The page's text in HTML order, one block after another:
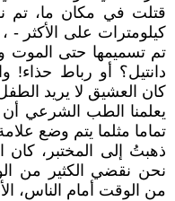
قتلت في مكان ما، تم
كيلومترات على الأكثر -
تم تسميمها حتى
دانتيل؟ أو رباط حذاء!
كان العشيق لا يريد
يعلمنا الطب الشرعي
تماما مثلما يتم وضع
ذهبتُ إلى المختبر،
نحن نقضي الكثير من
من الوقت أمام الناس،